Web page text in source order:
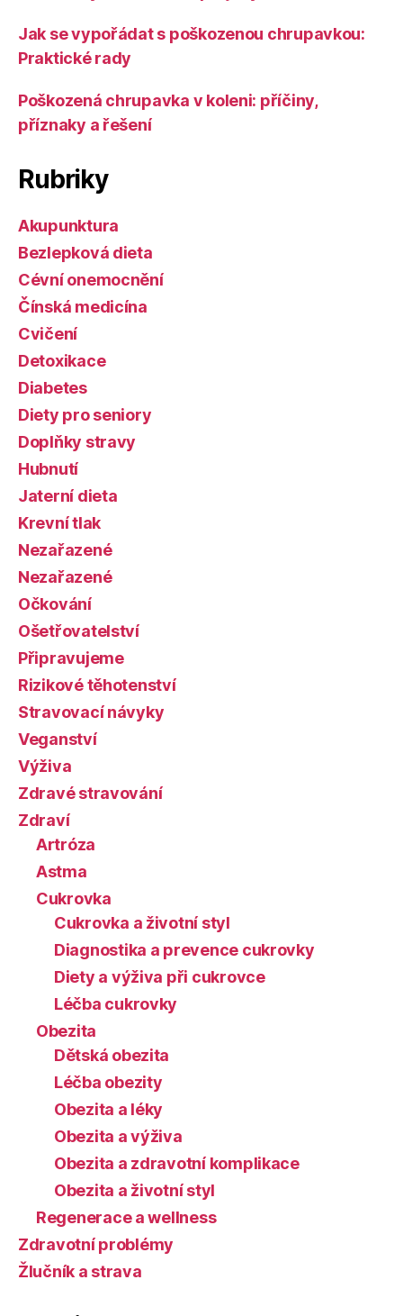
Jak se vypořádat s poškozenou chrupavkou:
Praktické rady
Poškozená chrupavka v koleni: příčiny,
příznaky a řešení
Rubriky
Akupunktura
Bezlepková dieta
Cévní onemocnění
Čínská medicína
Cvičení
Detoxikace
Diabetes
Diety pro seniory
Doplňky stravy
Hubnutí
Jaterní dieta
Krevní tlak
Nezařazené
Nezařazené
Očkování
Ošetřovatelství
Připravujeme
Rizikové těhotenství
Stravovací návyky
Veganství
Výživa
Zdravé stravování
Zdraví
Artróza
Astma
Cukrovka
Cukrovka a životní styl
Diagnostika a prevence cukrovky
Diety a výživa při cukrovce
Léčba cukrovky
Obezita
Dětská obezita
Léčba obezity
Obezita a léky
Obezita a výživa
Obezita a zdravotní komplikace
Obezita a životní styl
Regenerace a wellness
Zdravotní problémy
Žlučník a strava